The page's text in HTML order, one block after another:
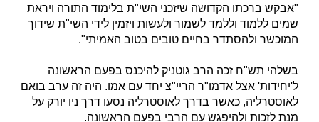
"אבקש ברכתו הקדושה שיזכני השי"ת בלימוד התורה ויראת
שמים ללמוד וללמד לשמור ולעשות ויזמין לידי השי"ת שידוך
המוכשר ולהסתדר בחיים טובים בטוב האמיתי".
בשלהי תש"ח זכה הרב גוטניק להיכנס בפעם הראשונה
ל'יחידות' אצל אדמו"ר הריי"צ יחד עם אמו. היה זה ערב בואם
לאוסטרליה, כאשר בדרך לאוסטרליה נסעו דרך ניו יורק על
מנת לזכות ולהיפגש עם הרבי בפעם הראשונה.